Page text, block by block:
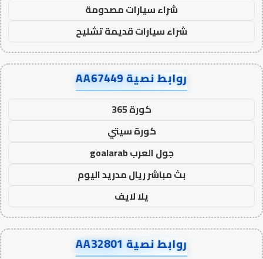
شراء سيارات مصدومة
شراء سيارات قديمة تشليح
روابط نصية AA67449
كورة 365
كورة سيتي
جول العرب goalarab
بث مباشر ريال مدريد اليوم
يلا لايف
روابط نصية AA32801